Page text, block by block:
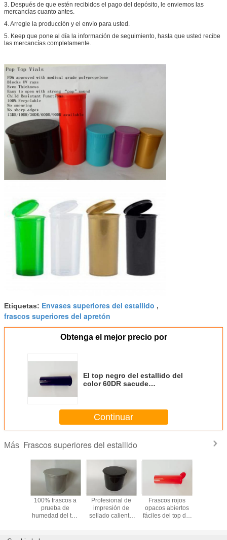
3. Después de que estén recibidos el pago del depósito, le enviemos las
mercancías cuanto antes.
4. Arregle la producción y el envío para usted.
5. Keep que pone al día la información de seguimiento, hasta que usted recibe
las mercancías completamente.
Etiquetas: Envases superiores del estallido ,
frascos superiores del apretón
Obtenga el mejor precio por
El top negro del estallido del
color 60DR sacude
Continuar
Más Frascos superiores del estallido
100% frascos a
prueba de
humedad del top
Profesional de
impresión de
sellado caliente
Frascos rojos
opacos abiertos
fáciles del top del